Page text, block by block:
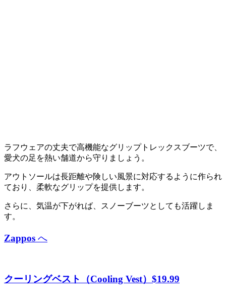
ラフウェアの丈夫で高機能なグリップトレックスブーツで、
愛犬の足を熱い舗道から守りましょう。
アウトソールは長距離や険しい風景に対応するように作られ
ており、柔軟なグリップを提供します。
さらに、気温が下がれば、スノーブーツとしても活躍しま
す。
Zappos へ
クーリングベスト（Cooling Vest）$19.99